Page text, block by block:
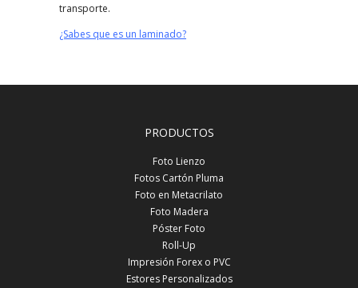
transporte.
¿Sabes que es un laminado?
PRODUCTOS
Foto Lienzo
Fotos Cartón Pluma
Foto en Metacrilato
Foto Madera
Póster Foto
Roll-Up
Impresión Forex o PVC
Estores Personalizados